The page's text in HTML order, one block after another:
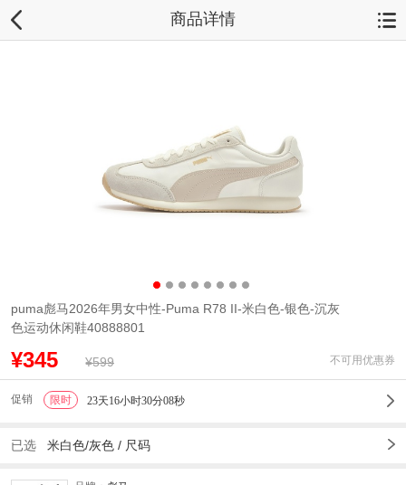
商品详情
puma彪马2026年男女中性-Puma R78 II-米白色-银色-沉灰
色运动休闲鞋40888801
¥345 ¥599 不可用优惠券
促销 限时 23天16小时30分08秒
已选 米白色/灰色 / 尺码